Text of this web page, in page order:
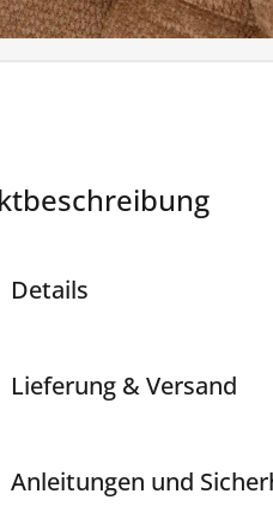
Details
Lieferung & Versand
Anleitungen und